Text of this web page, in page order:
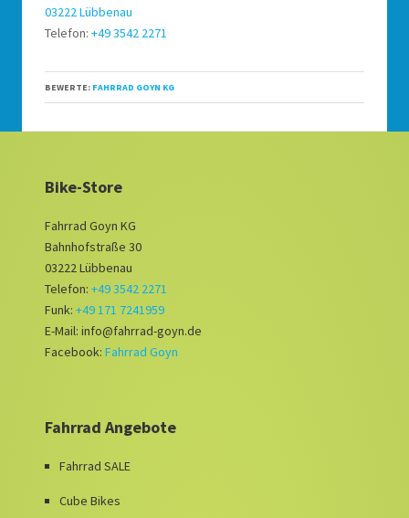
03222 Lübbenau
Telefon: +49 3542 2271
BEWERTE: FAHRRAD GOYN KG
Bike-Store
Fahrrad Goyn KG
Bahnhofstraße 30
03222 Lübbenau
Telefon: +49 3542 2271
Funk: +49 171 7241959
E-Mail: info@fahrrad-goyn.de
Facebook: Fahrrad Goyn
Fahrrad Angebote
Fahrrad SALE
Cube Bikes